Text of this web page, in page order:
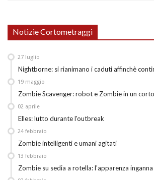
Notizie Cortometraggi
Nightborne: si rianimano i caduti affinchè
27 luglio
Zombie Scavenger: robot e Zombie in un
19 maggio
Elles: lutto durante l'outbreak
02 aprile
Zombie intelligenti e umani agitati
24 febbraio
Zombie su sedia a rotella: l'apparenza inganna
13 febbraio